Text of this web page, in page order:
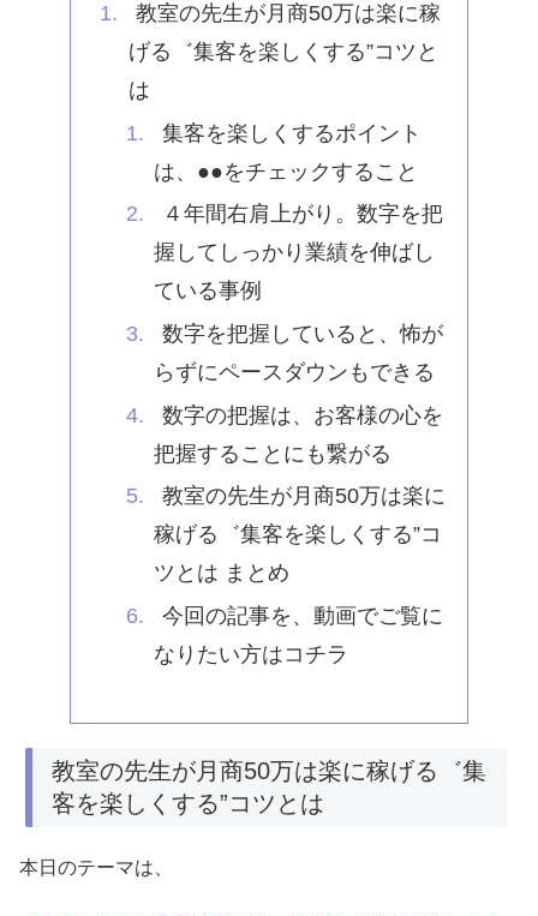
教室の先生が月商50万は楽に稼
げる゛集客を楽しくする”コツと
は
集客を楽しくするポイント
は、●●をチェックすること
４年間右肩上がり。数字を把
握してしっかり業績を伸ばし
ている事例
数字を把握していると、怖が
らずにペースダウンもできる
数字の把握は、お客様の心を
把握することにも繋がる
教室の先生が月商50万は楽に
稼げる゛集客を楽しくする”コ
ツとは まとめ
今回の記事を、動画でご覧に
なりたい方はコチラ
教室の先生が月商50万は楽に稼げる゛集
客を楽しくする”コツとは
本日のテーマは、